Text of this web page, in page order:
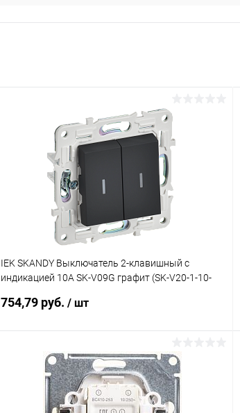
IEK SKANDY Выключатель 2-клавишный с
индикацией 10А SK-V09G графит (SK-V20-1-10-
754,79 руб. / шт
В корзину
Купить в 1 клик К сравнению